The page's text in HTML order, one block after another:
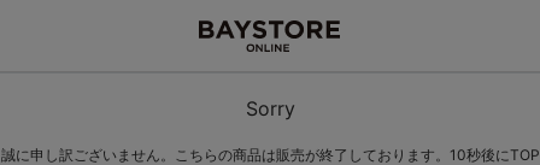
Sorry
誠に申し訳ございません。こちらの商品は販売が終了しております。10秒後にTOP